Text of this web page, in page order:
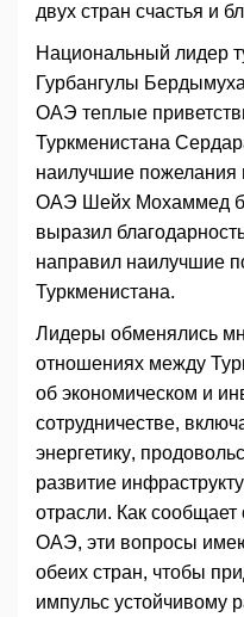
двух стран счастья и
Национальный лидер
Гурбангулы
ОАЭ теплые
Туркменистана
наилучшие пожелания
ОАЭ Шейх Мохаммед
выразил
направил наилучшие
Туркменистана.
Лидеры обменялись
отношениях между
об экономическом и
сотрудничестве,
энергетику,
развитие
отрасли. Как
ОАЭ, эти вопросы
обеих стран, чтобы
импульс устойчивому